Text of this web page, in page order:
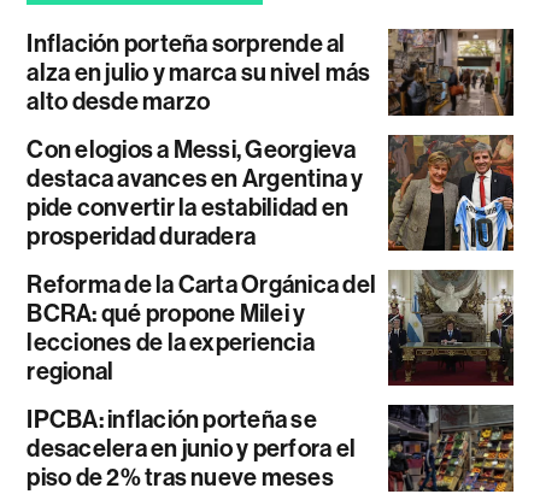
Inflación porteña sorprende al
alza en julio y marca su nivel más
alto desde marzo
Con elogios a Messi, Georgieva
destaca avances en Argentina y
pide convertir la estabilidad en
prosperidad duradera
Reforma de la Carta Orgánica del
BCRA: qué propone Milei y
lecciones de la experiencia
regional
IPCBA: inflación porteña se
desacelera en junio y perfora el
piso de 2% tras nueve meses